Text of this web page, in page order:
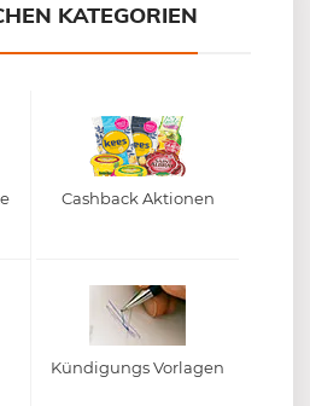
KATEGORIEN
Cashback Aktionen
Kündigungs Vorlagen